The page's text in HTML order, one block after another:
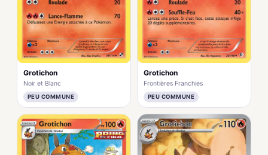
Grotichon
Noir et Blanc
PEU COMMUNE
Grotichon
Frontières Franchies
PEU COMMUNE